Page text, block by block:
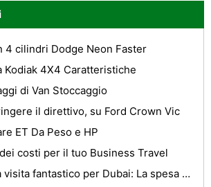
4 cilindri Dodge Neon Faster
Kodiak 4X4 Caratteristiche
di Van Stoccaggio
il direttivo, su Ford Crown Vic
ET Da Peso e HP
costi per il tuo Business Travel
Godetevi una visita fantastico per Dubai: La spesa capitale del Medio Oriente e un altro della città più Estremamente visitato del pianeta